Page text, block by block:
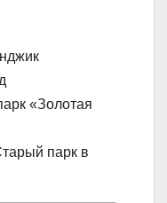
«Золотая
парк в